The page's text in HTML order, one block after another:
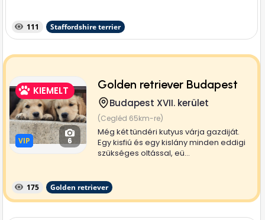
111 Staffordshire terrier
KIEMELT
VIP
VIP 6
Golden retriever Budapest
Budapest XVII. kerület
(Cegléd 65km-re)
Még két tündéri kutyus várja gazdiját.
Egy kisfiú és egy kislány minden eddigi
szükséges oltással, eü...
175 Golden retriever